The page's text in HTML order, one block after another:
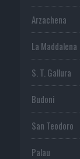
Arzachena
La Maddalena
S. T. Gallura
Budoni
San Teodoro
Palau